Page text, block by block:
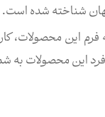
شناخته شده است.
این محصولات،
فرد این محصولات به